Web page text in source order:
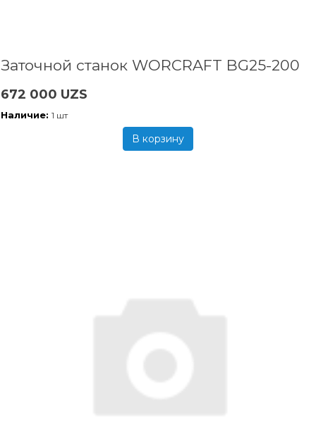
Заточной станок WORCRAFT BG25-200
672 000 UZS
Наличие: 1 шт
В корзину